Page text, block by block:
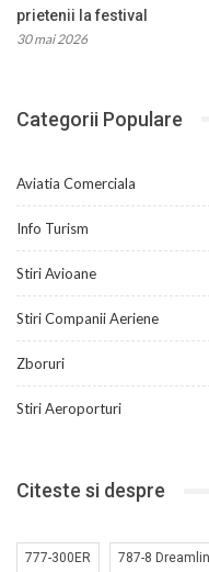
prietenii la festival
30 mai 2026
Categorii Populare
Aviatia Comerciala
Info Turism
Stiri Avioane
Stiri Companii Aeriene
Zboruri
Stiri Aeroporturi
Citeste si despre
777-300ER 787-8